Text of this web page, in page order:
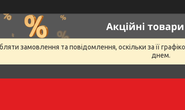
замовлення та повідомлення, оскільки за її
днем.